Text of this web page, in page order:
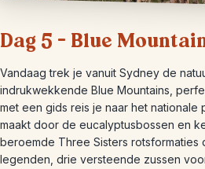
Dag 5 – Blue
Vandaag trek je vanuit Sydney de
indrukwekkende Blue Mountains,
met een gids reis je naar het nationale
maakt door de eucalyptusbossen en
beroemde Three Sisters rotsformaties
legenden, drie versteende zussen